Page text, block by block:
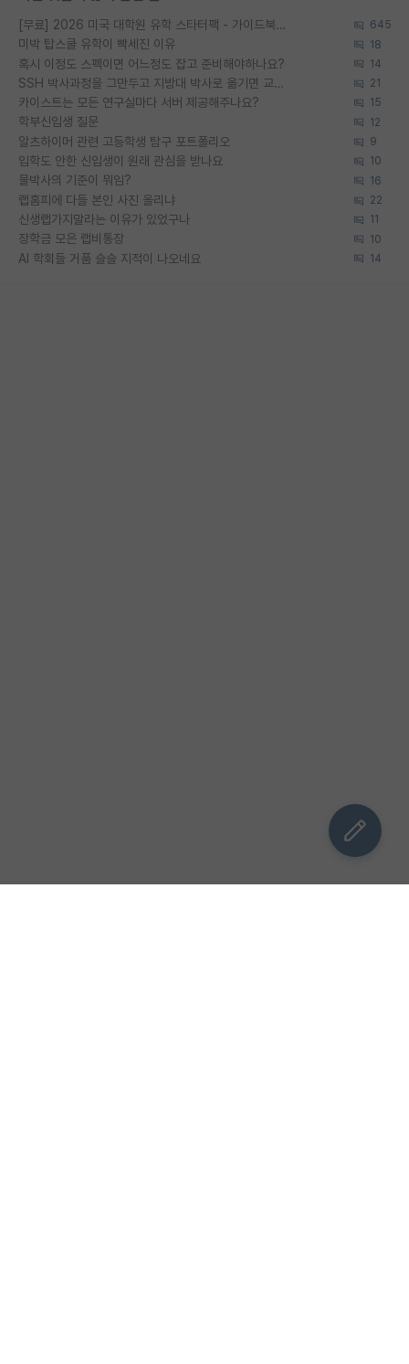
[무료] 2026 미국 대학원 유학 스타터팩 - 가이드북 & 합격자 컨택메일 템플릿 645
미박 탑스쿨 유학이 빡세진 이유 18
혹시 이정도 스펙이면 어느정도 잡고 준비해야하나요? 14
SSH 박사과정을 그만두고 지방대 박사로 옮기면 교수의 꿈은 끝일까요? 21
카이스트는 모든 연구실마다 서버 제공해주나요? 15
학부신입생 질문 12
알츠하이머 관련 고등학생 탐구 포트폴리오 9
입학도 안한 신입생이 원래 관심을 받나요 10
물박사의 기준이 뭐임? 16
랩홈피에 다들 본인 사진 올리냐 22
신생랩가지말라는 이유가 있었구나 11
장학금 모은 랩비통장 10
AI 학회들 거품 슬슬 지적이 나오네요 14